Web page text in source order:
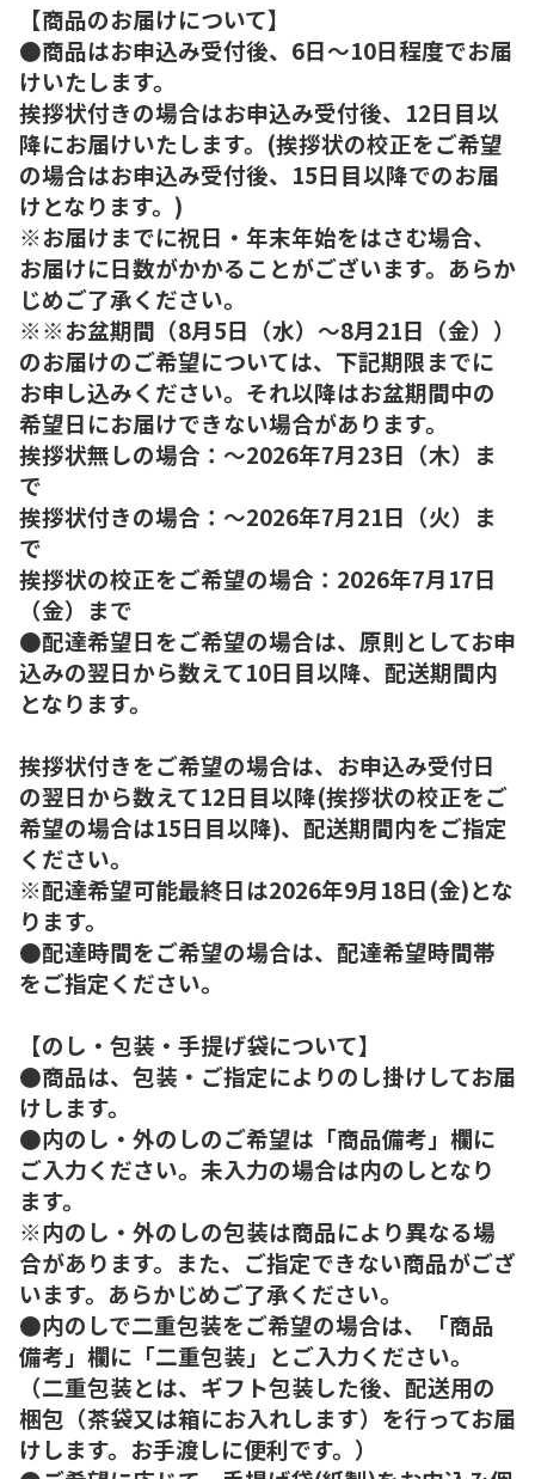
【商品のお届けについて】
●商品はお申込み受付後、6日～10日程度でお届
けいたします。
挨拶状付きの場合はお申込み受付後、12日目以
降にお届けいたします。(挨拶状の校正をご希望
の場合はお申込み受付後、15日目以降でのお届
けとなります。)
※お届けまでに祝日・年末年始をはさむ場合、
お届けに日数がかかることがございます。あらか
じめご了承ください。
※※お盆期間（8月5日（水）～8月21日（金））
のお届けのご希望については、下記期限までに
お申し込みください。それ以降はお盆期間中の
希望日にお届けできない場合があります。
挨拶状無しの場合：～2026年7月23日（木）ま
で
挨拶状付きの場合：～2026年7月21日（火）ま
で
挨拶状の校正をご希望の場合：2026年7月17日
（金）まで
●配達希望日をご希望の場合は、原則としてお申
込みの翌日から数えて10日目以降、配送期間内
となります。
挨拶状付きをご希望の場合は、お申込み受付日
の翌日から数えて12日目以降(挨拶状の校正をご
希望の場合は15日目以降)、配送期間内をご指定
ください。
※配達希望可能最終日は2026年9月18日(金)とな
ります。
●配達時間をご希望の場合は、配達希望時間帯
をご指定ください。
【のし・包装・手提げ袋について】
●商品は、包装・ご指定によりのし掛けしてお届
けします。
●内のし・外のしのご希望は「商品備考」欄に
ご入力ください。未入力の場合は内のしとなり
ます。
※内のし・外のしの包装は商品により異なる場
合があります。また、ご指定できない商品がござ
います。あらかじめご了承ください。
●内のしで二重包装をご希望の場合は、「商品
備考」欄に「二重包装」とご入力ください。
（二重包装とは、ギフト包装した後、配送用の
梱包（茶袋又は箱にお入れします）を行ってお届
けします。お手渡しに便利です。）